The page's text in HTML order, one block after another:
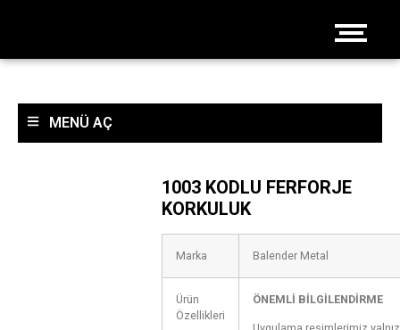
MENÜ AÇ
1003 KODLU FERFORJE
KORKULUK
Marka Balender Metal
Ürün
Özellikleri
ÖNEMLİ BİLGİLENDİRME